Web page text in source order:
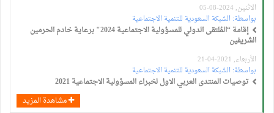
الاثنين, 2024-08-05
بواسطة:الشبكة السعودية للتنمية الاجتماعية
إقامة “المُلتقى الدولي للمسؤولية الاجتماعية 2024" برعاية خادم الحرمين
الشريفين
الأربعاء, 2021-04-21
بواسطة:الشبكة السعودية للتنمية الاجتماعية
توصيات المنتدى العربي الاول لخبراء المسؤولية الاجتماعية 2021
مشاهدة المزيد